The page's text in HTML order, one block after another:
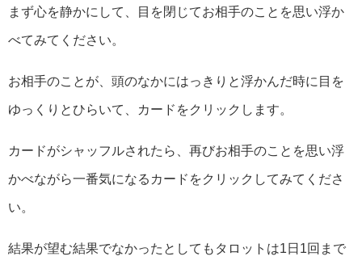
まず心を静かにして、目を閉じてお相手のことを思い浮か
べてみてください。
お相手のことが、頭のなかにはっきりと浮かんだ時に目を
ゆっくりとひらいて、カードをクリックします。
カードがシャッフルされたら、再びお相手のことを思い浮
かべながら一番気になるカードをクリックしてみてくださ
い。
結果が望む結果でなかったとしてもタロットは1日1回まで